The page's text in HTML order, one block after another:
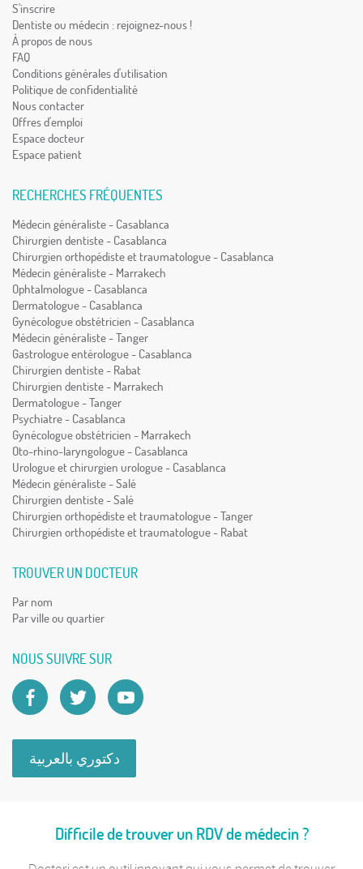
S'inscrire
Dentiste ou médecin : rejoignez-nous !
À propos de nous
FAQ
Conditions générales d'utilisation
Politique de confidentialité
Nous contacter
Offres d'emploi
Espace docteur
Espace patient
RECHERCHES FRÉQUENTES
Médecin généraliste - Casablanca
Chirurgien dentiste - Casablanca
Chirurgien orthopédiste et traumatologue - Casablanca
Médecin généraliste - Marrakech
Ophtalmologue - Casablanca
Dermatologue - Casablanca
Gynécologue obstétricien - Casablanca
Médecin généraliste - Tanger
Gastrologue entérologue - Casablanca
Chirurgien dentiste - Rabat
Chirurgien dentiste - Marrakech
Dermatologue - Tanger
Psychiatre - Casablanca
Gynécologue obstétricien - Marrakech
Oto-rhino-laryngologue - Casablanca
Urologue et chirurgien urologue - Casablanca
Médecin généraliste - Salé
Chirurgien dentiste - Salé
Chirurgien orthopédiste et traumatologue - Tanger
Chirurgien orthopédiste et traumatologue - Rabat
TROUVER UN DOCTEUR
Par nom
Par ville ou quartier
NOUS SUIVRE SUR
دكتوري بالعربية
Difficile de trouver un RDV de médecin ?